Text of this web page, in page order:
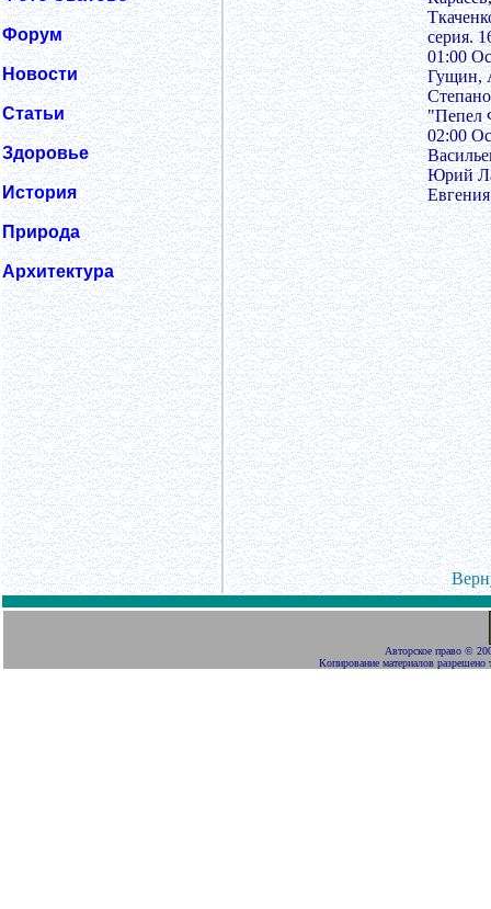
Форум
Новости
Статьи
Здоровье
История
Природа
Архитектура
серия.
01:00
Гущин,
"Пепел
02:00
Юрий
Авторское право ©
Копирование материалов